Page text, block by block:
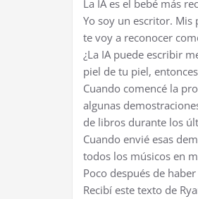
La IA es el bebé más
Yo soy un escritor. Mis
te voy a reconocer
¿La IA puede escribir
piel de tu piel,
Cuando comencé la
algunas
de libros durante los
Cuando envié esas
todos los músicos en
Poco después de
Recibí este texto de